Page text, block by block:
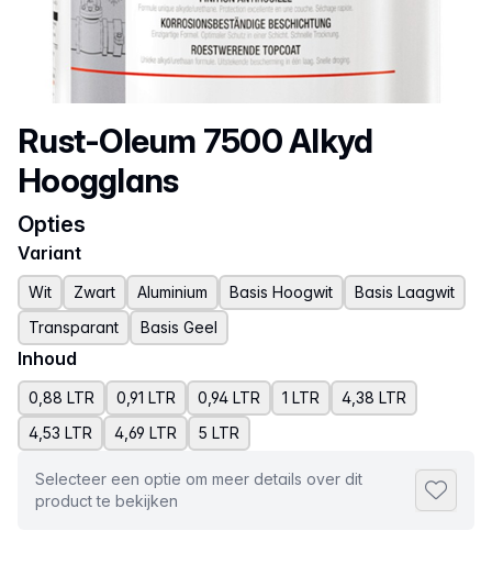
Productnaam
Rust-Oleum 7500 Alkyd
Hoogglans
Opties
Variant
Wit Zwart Aluminium Basis Hoogwit
Basis Laagwit
Transparant
Basis Geel
Inhoud
0,88 LTR 0,91 LTR 0,94 LTR 1 LTR
4,38 LTR
4,53 LTR
4,69 LTR 5 LTR
Selecteer een optie om meer details over dit
product te bekijken